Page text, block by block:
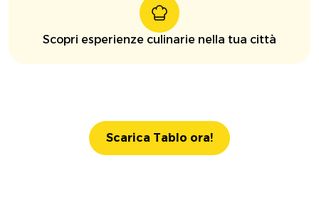
Scopri esperienze culinarie nella tua città
Scarica Tablo ora!